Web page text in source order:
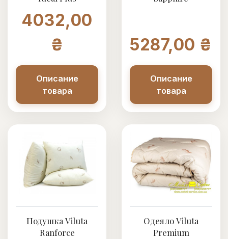
4032,00
₴
Описание
товара
5287,00 ₴
Описание
товара
Подушка Viluta
Ranforce
Одеяло Viluta
Premium